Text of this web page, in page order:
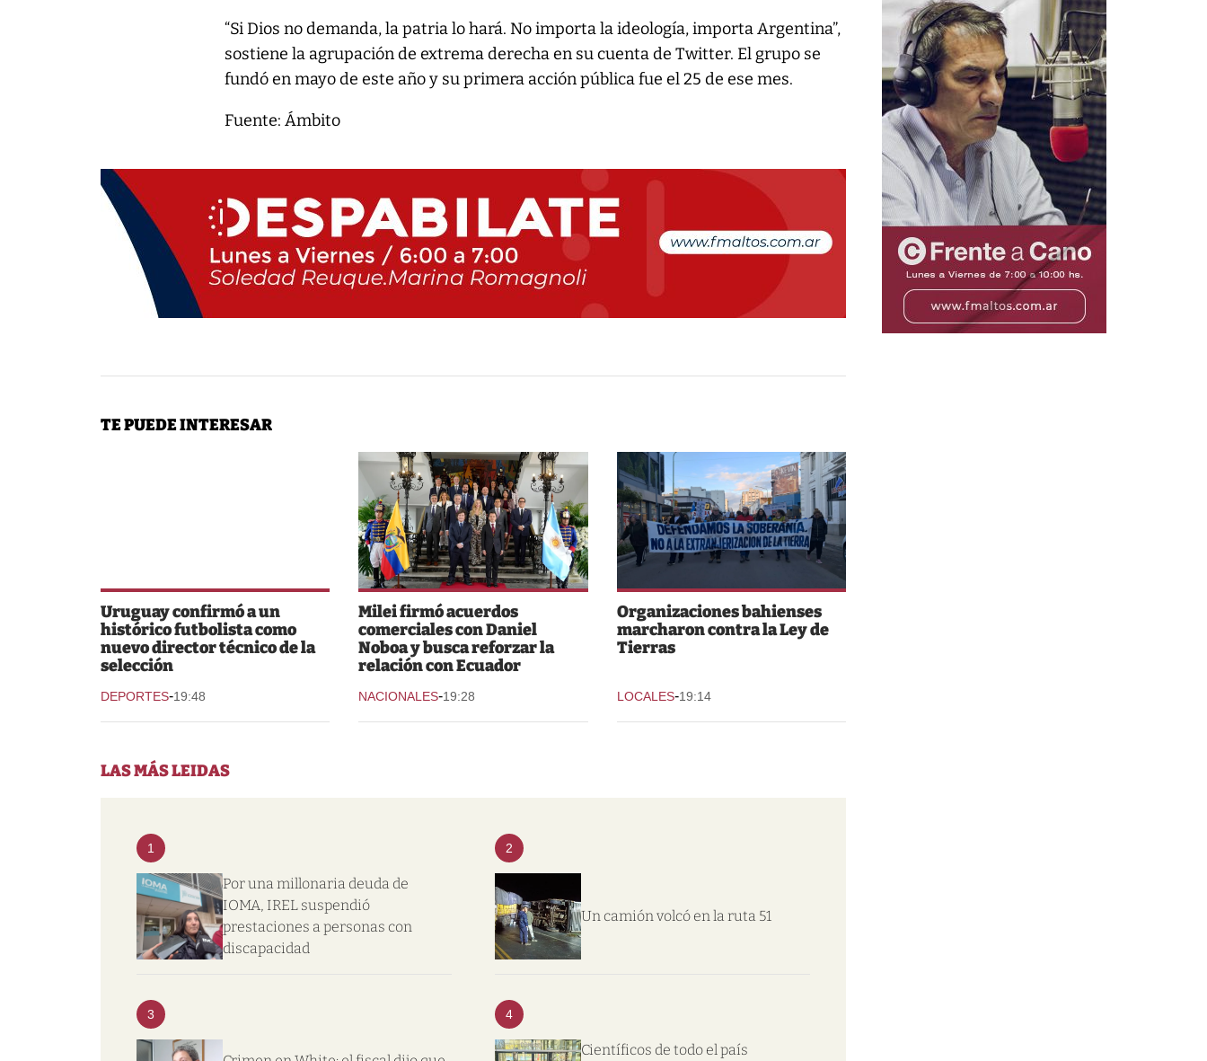
“Si Dios no demanda, la patria lo hará. No importa la ideología, importa Argentina”,
sostiene la agrupación de extrema derecha en su cuenta de Twitter. El grupo se
fundó en mayo de este año y su primera acción pública fue el 25 de ese mes.
Fuente: Ámbito
TE PUEDE INTERESAR
Uruguay confirmó a un
histórico futbolista como
nuevo director técnico de la
selección
DEPORTES-19:48
Milei firmó acuerdos
comerciales con Daniel
Noboa y busca reforzar la
relación con Ecuador
NACIONALES-19:28
Organizaciones bahienses
marcharon contra la Ley de
Tierras
LOCALES-19:14
LAS MÁS LEIDAS
1
Por una millonaria deuda de
IOMA, IREL suspendió
prestaciones a personas con
discapacidad
2
Un camión volcó en la ruta 51
3 4
Científicos de todo el país